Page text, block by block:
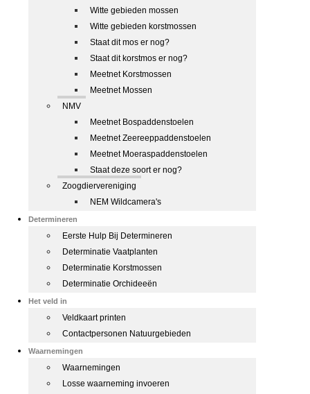
Witte gebieden mossen
Witte gebieden korstmossen
Staat dit mos er nog?
Staat dit korstmos er nog?
Meetnet Korstmossen
Meetnet Mossen
NMV
Meetnet Bospaddenstoelen
Meetnet Zeereeppaddenstoelen
Meetnet Moeraspaddenstoelen
Staat deze soort er nog?
Zoogdiervereniging
NEM Wildcamera's
Determineren
Eerste Hulp Bij Determineren
Determinatie Vaatplanten
Determinatie Korstmossen
Determinatie Orchideeën
Het veld in
Veldkaart printen
Contactpersonen Natuurgebieden
Waarnemingen
Waarnemingen
Losse waarneming invoeren